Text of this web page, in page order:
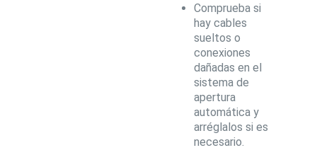
Comprueba si
hay cables
sueltos o
conexiones
dañadas en el
sistema de
apertura
automática y
arréglalos si es
necesario.